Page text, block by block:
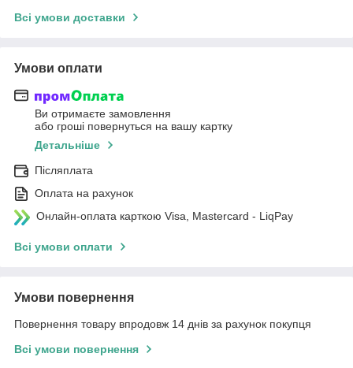
Всі умови доставки
Умови оплати
Ви отримаєте замовлення
або гроші повернуться на вашу картку
Детальніше
Післяплата
Оплата на рахунок
Онлайн-оплата карткою Visa, Mastercard - LiqPay
Всі умови оплати
Умови повернення
Повернення товару впродовж 14 днів за рахунок покупця
Всі умови повернення